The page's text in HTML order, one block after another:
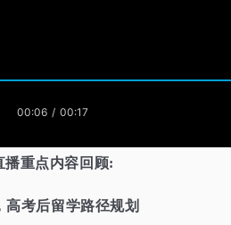
播重点内容回顾:
高考后留学路径规划